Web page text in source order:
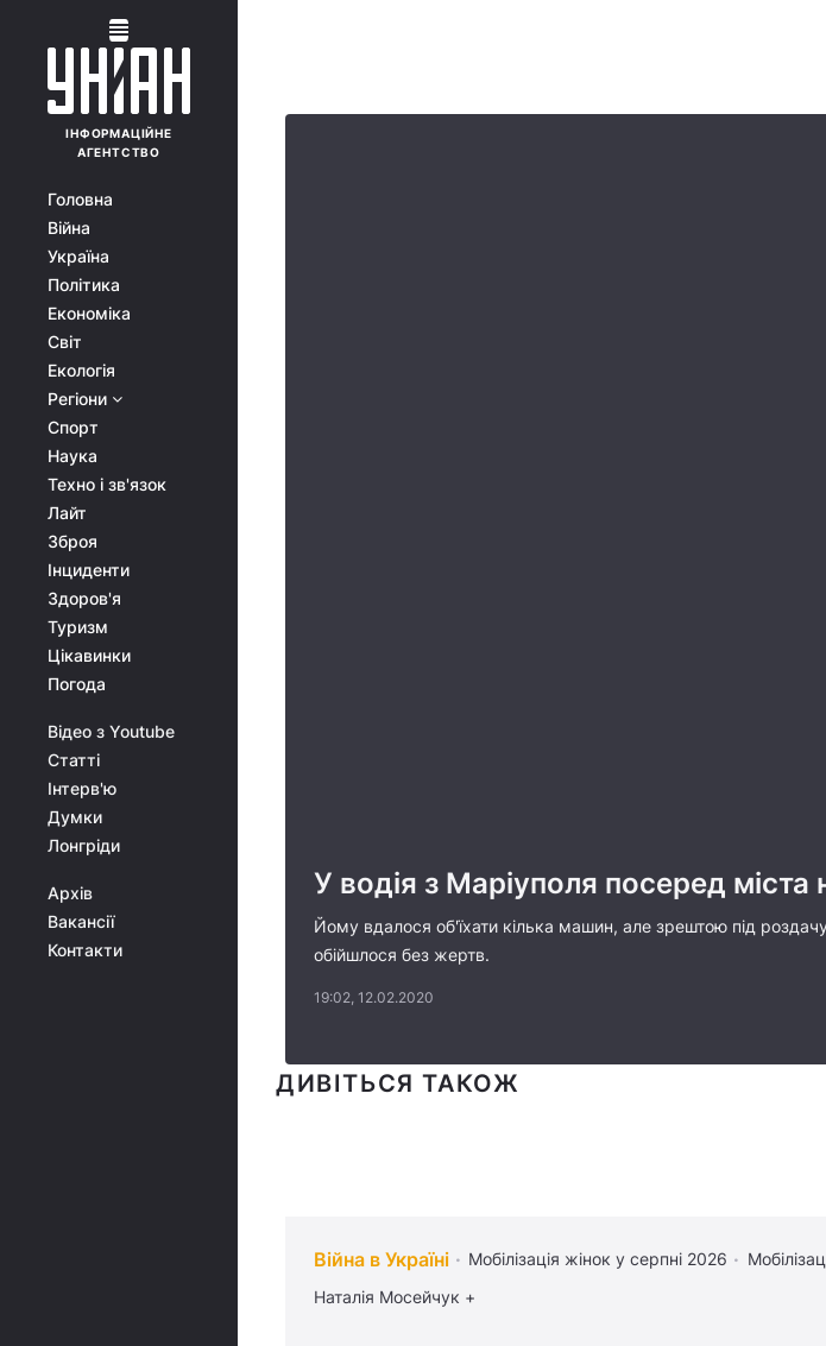
ІНФОРМАЦІЙНЕ
АГЕНТСТВО
Головна
Війна
Україна
Політика
Економіка
Світ
Екологія
Регіони
Спорт
Наука
Техно і зв'язок
Лайт
Зброя
Інциденти
Здоров'я
Туризм
Цікавинки
Погода
Відео з Youtube
Статті
Інтерв'ю
Думки
Лонгріди
Архів
Вакансії
Контакти
У водія з Маріуполя посеред
Йому вдалося об'їхати кілька машин, але зрештою під
обійшлося без жертв.
19:02, 12.02.2020
ДИВІТЬСЯ ТАКОЖ
Війна в Україні Мобілізація жінок у серпні 2026
Наталія Мосейчук +